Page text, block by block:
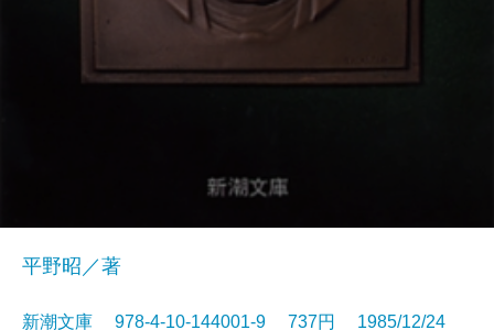
平野昭／著
新潮文庫 978-4-10-144001-9 737円 1985/12/24